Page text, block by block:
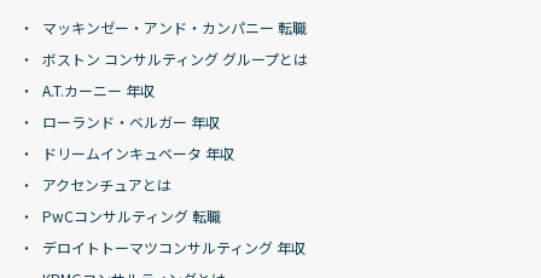
マッキンゼー・アンド・カンパニー 転職
ボストン コンサルティング グループとは
A.T.カーニー 年収
ローランド・ベルガー 年収
ドリームインキュベータ 年収
アクセンチュアとは
PwCコンサルティング 転職
デロイトトーマツコンサルティング 年収